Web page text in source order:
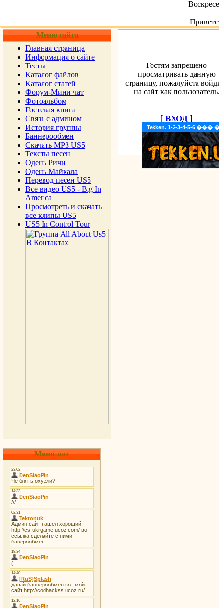
Меню сайта
Главная страница
Информация о сайте
Тесты
Каталог файлов
Каталог статей
Форум-Мини чат
Фотоальбом
Гостевая книга
Cвязь с админом
История группы
Баннерообмен
Скачать MP3 US5
Тексты песен
Одень Ричи
Одень Майкала
Перевод песен US5
Все видео US5 - Big In
America
Просмотреть и скачать
все клипы US5
US5 In Control Tour
Tekken. 1-2-3-4-5-6
Мини-чат
Гостям запрещено
просматривать данную
страницу, пожалуйста
на сайт как пользователь.
[ ВХОД ]